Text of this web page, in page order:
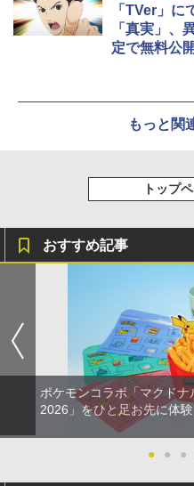
「TVer」
「真実」、
定で無料公
もっと関
トップ
おすすめ記事
ポケモンコラボ「マクド
2026」をひと足お先に体
● ● ●